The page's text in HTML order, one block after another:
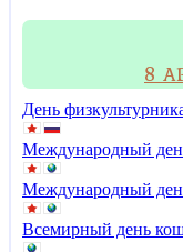
8
День
Международный
Международный
Всемирный день